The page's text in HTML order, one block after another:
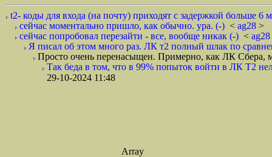
t2- коды для входа (на почту) приходят с задержкой больше 6
сейчас моментально пришло, как обычно. ура. (-) < ag28 >
сейчас попробовал перезайти - все, вообще никак (-) < ag28
Я писал об этом много раз. ЛК т2 полный шлак по
Просто очень перенасыщен. Примерно, как ЛК
Так беда в том, что в 99% попыток войти в ЛК Т2
29-10-2024 11:48
Array